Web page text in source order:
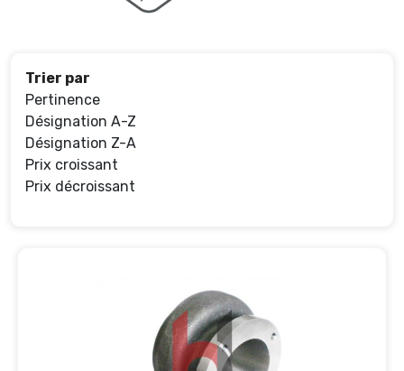
Trier par
Pertinence
Désignation A-Z
Désignation Z-A
Prix croissant
Prix décroissant